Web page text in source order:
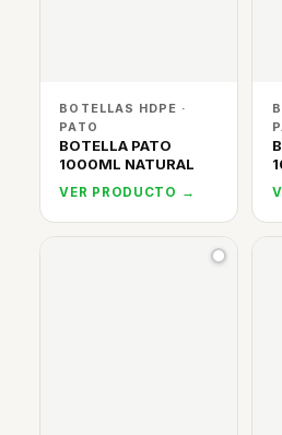
BOTELLAS HDPE ·
PATO
BOTELLA PATO
1000ML NATURAL
VER PRODUCTO →